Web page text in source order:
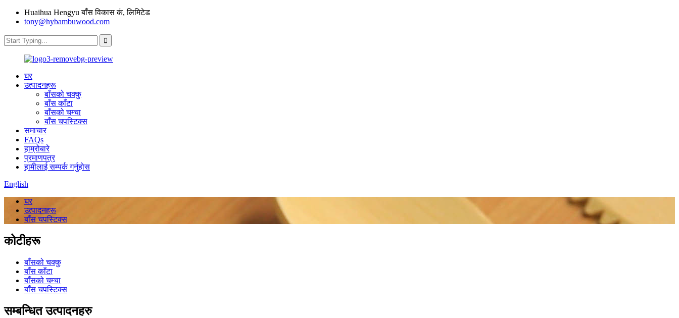
Huaihua Hengyu बाँस विकास कं, लिमिटेड
tony@hybambuwood.com
घर
उत्पादनहरू
बाँसको चक्कु
बाँस काँटा
बाँसको चम्चा
बाँस चपस्टिक्स
समाचार
FAQs
हाम्रोबारे
प्रमाणपत्र
हामीलाई सम्पर्क गर्नुहोस
English
घर
उत्पादनहरू
बाँस चपस्टिक्स
कोटीहरू
बाँसको चक्कु
बाँस काँटा
बाँसको चम्चा
बाँस चपस्टिक्स
सम्बन्धित उत्पादनहरु